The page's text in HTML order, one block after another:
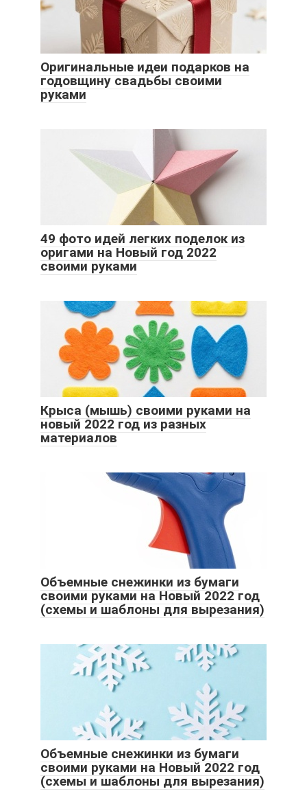
Оригинальные идеи подарков на
годовщину свадьбы своими
руками
49 фото идей легких поделок из
оригами на Новый год 2022
своими руками
Крыса (мышь) своими руками на
новый 2022 год из разных
материалов
Объемные снежинки из бумаги
своими руками на Новый 2022 год
(схемы и шаблоны для вырезания)
Объемные снежинки из бумаги
своими руками на Новый 2022 год
(схемы и шаблоны для вырезания)